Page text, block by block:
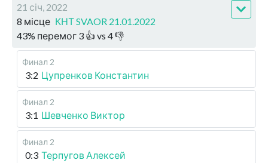
21 січ, 2022
8 місце КНТ SVAOR 21.01.2022
43% перемог 3 👍 vs 4👎
Финал 2
3:2 Цупренков Константин
Финал 2
3:1 Шевченко Виктор
Финал 2
0:3 Терпугов Алексей